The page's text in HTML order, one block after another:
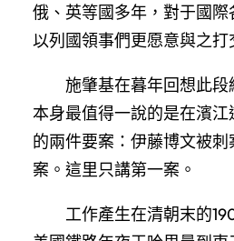
俄、英等國多年，對于國
以列國領事們更愿意與之打
施肇基在暮年回想此
本身最值得一說的是在濱
的兩件要案：伊藤博文被
案。這里只講第一案。
工作產生在清朝末的